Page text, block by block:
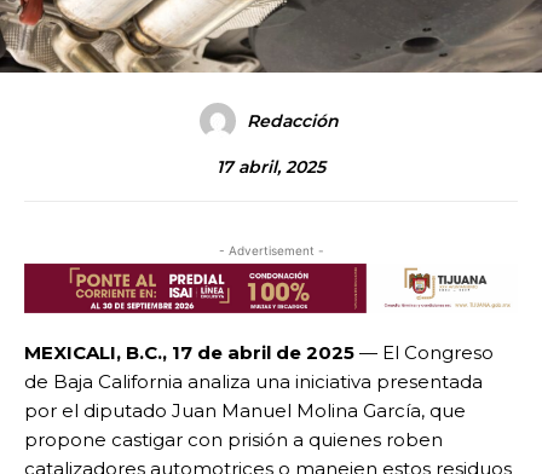
Redacción
17 abril, 2025
- Advertisement -
MEXICALI, B.C., 17 de abril de 2025 — El Congreso
de Baja California analiza una iniciativa presentada
por el diputado Juan Manuel Molina García, que
propone castigar con prisión a quienes roben
catalizadores automotrices o manejen estos residuos